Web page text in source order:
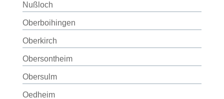
Nußloch
Oberboihingen
Oberkirch
Obersontheim
Obersulm
Oedheim